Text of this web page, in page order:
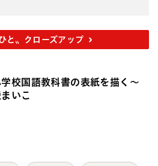
と〟クローズアップ
校国語教科書の表紙を描く～
いこ